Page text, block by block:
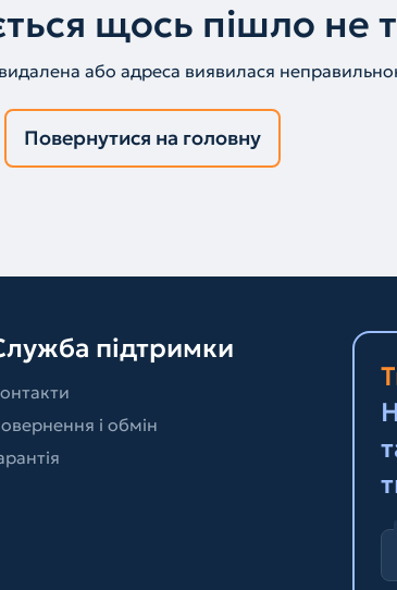
щось пішло не
або адреса виявилася
Повернутися на головну
підтримки
і обмін